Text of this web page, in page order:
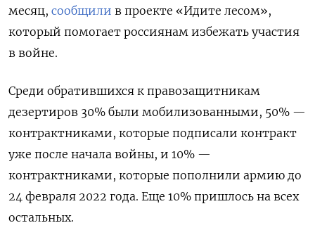
месяц, сообщили в проекте «Идите лесом»,
который помогает россиянам избежать участия
в войне.
Среди обратившихся к правозащитникам
дезертиров 30% были мобилизованными, 50% —
контрактниками, которые подписали контракт
уже после начала войны, и 10% —
контрактниками, которые пополнили армию до
24 февраля 2022 года. Еще 10% пришлось на всех
остальных.